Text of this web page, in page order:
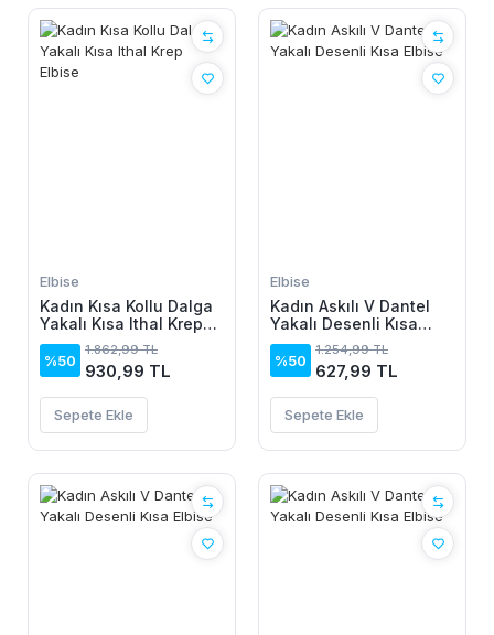
Elbise
Kadın Kısa Kollu Dalga
Yakalı Kısa Ithal Krep
Elbise
%50
1.862,99 TL
930,99 TL
Sepete Ekle
Elbise
Kadın Askılı V Dantel
Yakalı Desenli Kısa
Elbise
%50
1.254,99 TL
627,99 TL
Sepete Ekle